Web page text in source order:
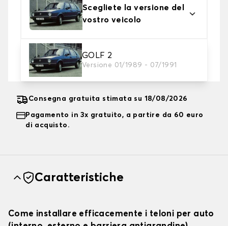
Scegliete la versione del
vostro veicolo
GOLF 2
Versione 01/1989 - 07/1991
2. Livello di protezione
Scegli il telo protettivo adatto alle tue esigenze
Consegna gratuita stimata su 18/08/2026
Pagamento in 3x gratuito, a partire da 60 euro
di acquisto.
Caratteristiche
Come installare efficacemente i teloni per auto